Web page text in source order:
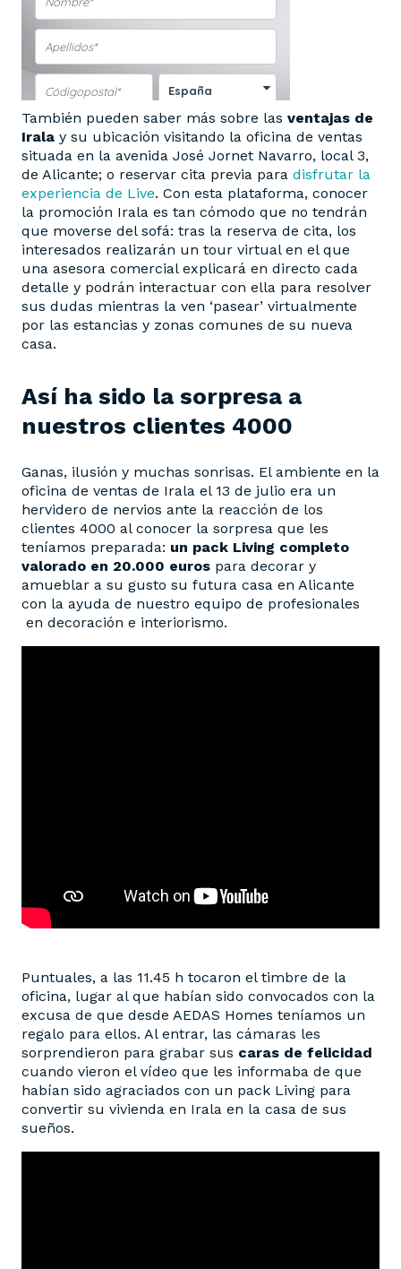
También pueden saber más sobre las ventajas de
Irala y su ubicación visitando la oficina de ventas
situada en la avenida José Jornet Navarro, local 3,
de Alicante; o reservar cita previa para disfrutar la
experiencia de Live. Con esta plataforma, conocer
la promoción Irala es tan cómodo que no tendrán
que moverse del sofá: tras la reserva de cita, los
interesados realizarán un tour virtual en el que
una asesora comercial explicará en directo cada
detalle y podrán interactuar con ella para resolver
sus dudas mientras la ven ‘pasear’ virtualmente
por las estancias y zonas comunes de su nueva
casa.
Así ha sido la sorpresa a
nuestros clientes 4000
Ganas, ilusión y muchas sonrisas. El ambiente en la
oficina de ventas de Irala el 13 de julio era un
hervidero de nervios ante la reacción de los
clientes 4000 al conocer la sorpresa que les
teníamos preparada: un pack Living completo
valorado en 20.000 euros para decorar y
amueblar a su gusto su futura casa en Alicante
con la ayuda de nuestro equipo de profesionales
en decoración e interiorismo.
Puntuales, a las 11.45 h tocaron el timbre de la
oficina, lugar al que habían sido convocados con la
excusa de que desde AEDAS Homes teníamos un
regalo para ellos. Al entrar, las cámaras les
sorprendieron para grabar sus caras de felicidad
cuando vieron el vídeo que les informaba de que
habían sido agraciados con un pack Living para
convertir su vivienda en Irala en la casa de sus
sueños.